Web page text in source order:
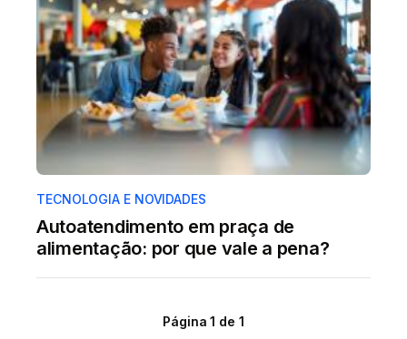
TECNOLOGIA E NOVIDADES
Autoatendimento em praça de
alimentação: por que vale a pena?
Página 1 de 1